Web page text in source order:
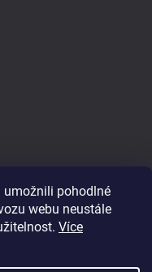
umožnili pohodlné
webu neustále
Více